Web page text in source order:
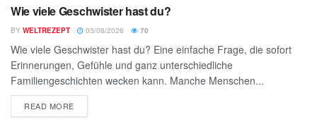
Wie viele Geschwister hast du?
BY WELTREZEPT 03/08/2026 70
Wie viele Geschwister hast du? Eine einfache Frage, die sofort
Erinnerungen, Gefühle und ganz unterschiedliche
Familiengeschichten wecken kann. Manche Menschen...
READ MORE